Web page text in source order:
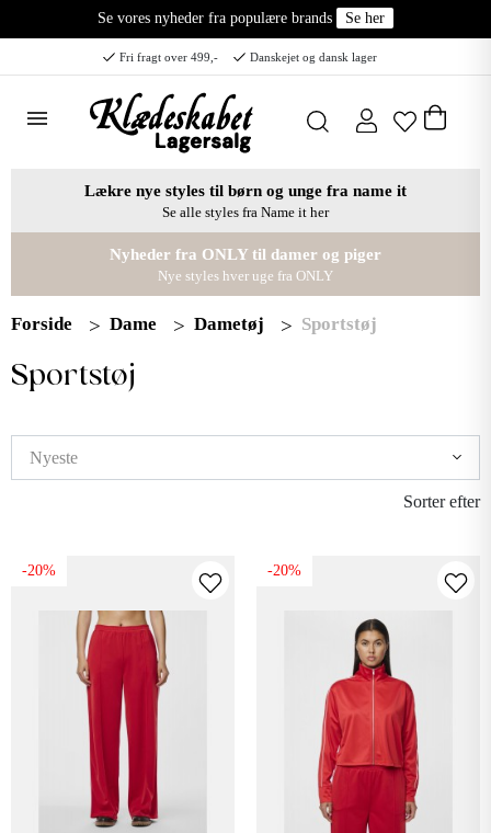
Se vores nyheder fra populære brands Se her
Fri fragt over 499,- Danskejet og dansk lager
Lækre nye styles til børn og unge fra name it
Se alle styles fra Name it her
Nyheder fra ONLY til damer og piger
Nye styles hver uge fra ONLY
Forside Dame Dametøj Sportstøj
Sportstøj
Sorter efter
-20% -20%